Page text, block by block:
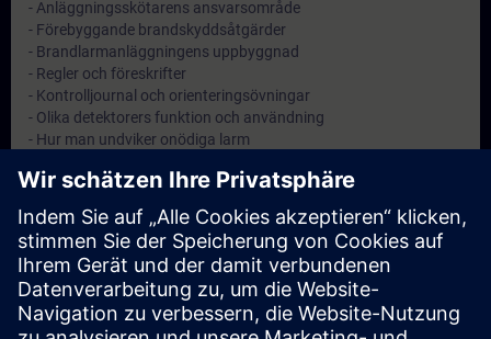
- Anläggningsskötarens ansvarsområde
- Förebyggande brandskyddsåtgärder
- Brandlarmanläggningens uppbyggnad
- Regler och föreskrifter
- Kontrolljournal och orienteringsövningar
- Olika detektorers funktion och användning
- Hur man undviker onödiga larm
- Larmöverföring till räddningstjänst eller larmcentral
Ziele
Att ge anläggningsskötaren kännedom om sitt ansvar samt god
kunskap inom brandskydd.
Hinweise